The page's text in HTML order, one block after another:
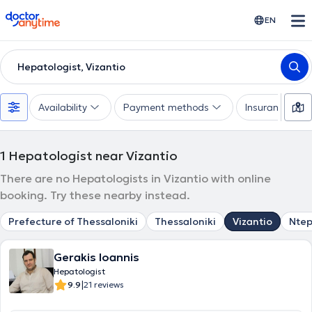
doctoranytime EN
Hepatologist, Vizantio
Availability Payment methods Insurances
1 Hepatologist near Vizantio
There are no Hepatologists in Vizantio with online
booking. Try these nearby instead.
Prefecture of Thessaloniki Thessaloniki Vizantio
Gerakis Ioannis
Hepatologist
9.9|21 reviews